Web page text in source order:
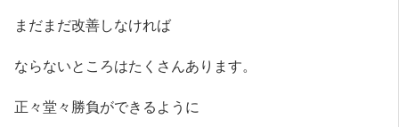
まだまだ改善しなければ
ならないところはたくさんあります。
正々堂々勝負ができるように